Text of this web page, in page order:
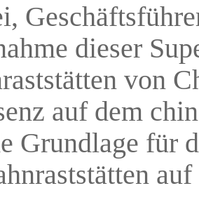
dieser
von
auf dem
Grundlage für